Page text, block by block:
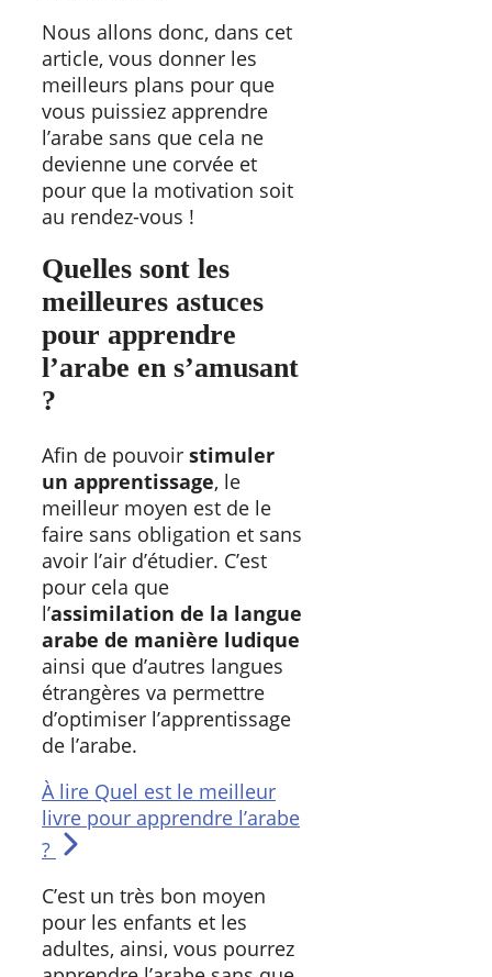
Nous allons donc, dans cet
article, vous donner les
meilleurs plans pour que
vous puissiez apprendre
l’arabe sans que cela ne
devienne une corvée et
pour que la motivation soit
au rendez-vous !
Quelles sont les
meilleures astuces
pour apprendre
l’arabe en s’amusant
?
Afin de pouvoir stimuler
un apprentissage, le
meilleur moyen est de le
faire sans obligation et sans
avoir l’air d’étudier. C’est
pour cela que
l’assimilation de la langue
arabe de manière ludique
ainsi que d’autres langues
étrangères va permettre
d’optimiser l’apprentissage
de l’arabe.
À lire Quel est le meilleur
livre pour apprendre l’arabe
?
C’est un très bon moyen
pour les enfants et les
adultes, ainsi, vous pourrez